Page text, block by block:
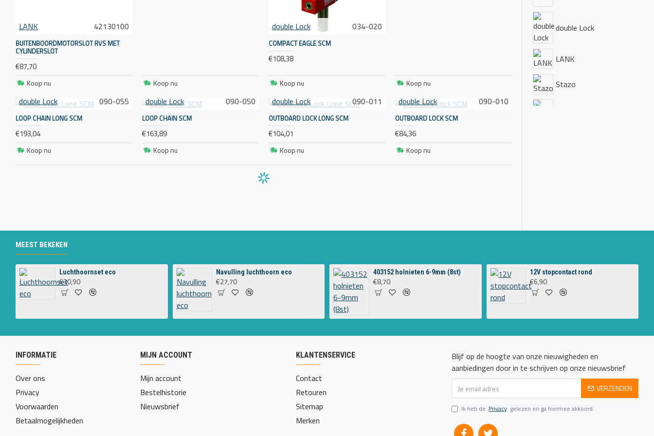
LANK 42130100
BUITENBOORDMOTORSLOT RVS MET
CYLINDERSLOT
€87,70
Koop nu Koop nu
double Lock 034-020
COMPACT EAGLE SCM
€108,38
Koop nu Koop nu
double Lock 090-055
LOOP CHAIN LONG SCM
€193,04
Koop nu
double Lock 090-050
LOOP CHAIN SCM
€163,89
Koop nu
double Lock 090-011
OUTBOARD LOCK LONG SCM
€104,01
Koop nu
double Lock 090-010
OUTBOARD LOCK SCM
€84,36
Koop nu
double Lock
LANK
Stazo
MEEST BEKEKEN
Luchthoornset eco
€30,90
Navulling luchthoorn eco
€27,70
403152 holnieten 6-9mm (8st)
€8,70
12V stopcontact rond
€6,90
INFORMATIE
Over ons
Privacy
Voorwaarden
Betaalmogelijkheden
MIJN ACCOUNT
Mijn account
Bestelhistorie
Nieuwsbrief
KLANTENSERVICE
Contact
Retouren
Sitemap
Merken
Blijf op de hoogte van onze nieuwigheden en
aanbiedingen door in te schrijven op onze nieuwsbrief
VERZENDEN
Ik heb de Privacy gelezen en ga hiermee akkoord.